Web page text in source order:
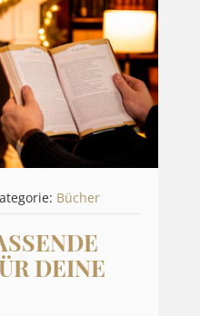
Bücher
DEINE